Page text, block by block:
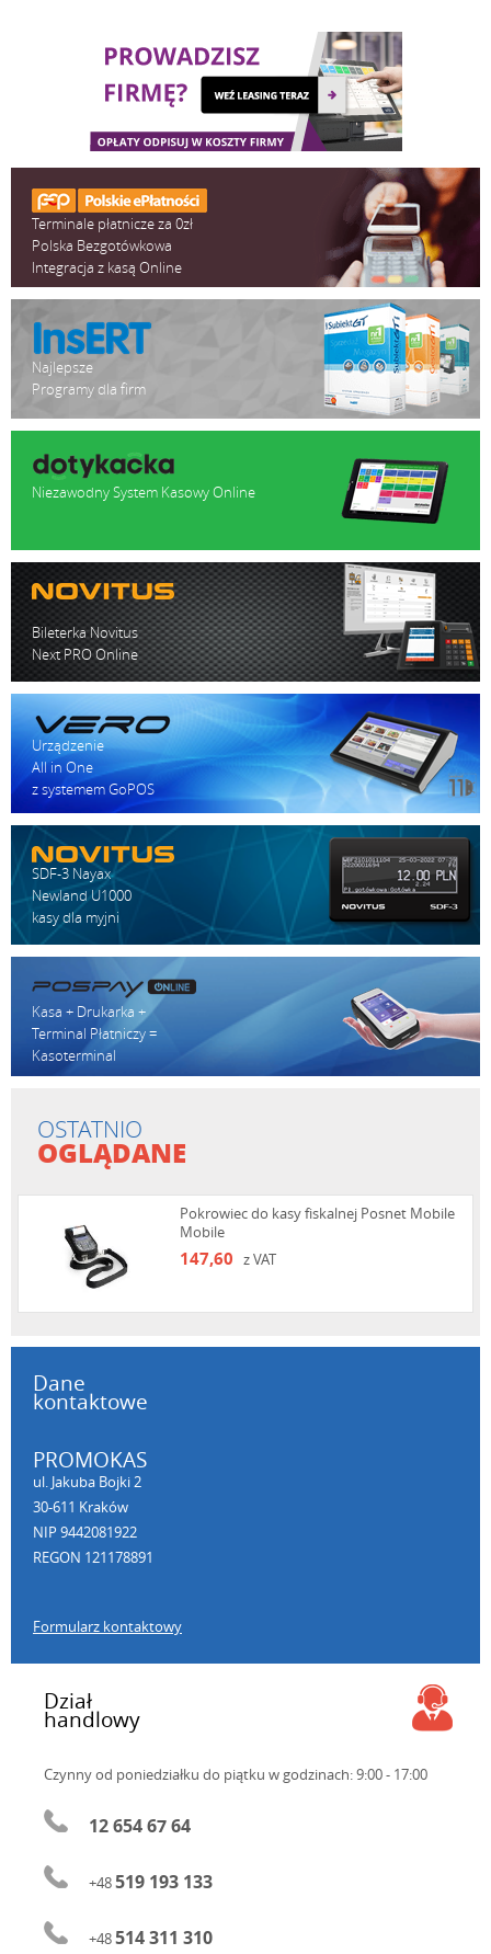
Terminale płatnicze za 0zł
Polska Bezgotówkowa
Integracja z kasą Online
Najlepsze
Programy dla firm
Niezawodny System Kasowy Online
Bileterka Novitus
Next PRO Online
Urządzenie
All in One
z systemem GoPOS
SDF-3 Nayax
Newland U1000
kasy dla myjni
Kasa + Drukarka +
Terminal Płatniczy =
Kasoterminal
OSTATNIO
OGLĄDANE
Pokrowiec do kasy fiskalnej Posnet Mobile
Mobile
147,60 z VAT
Dane
kontaktowe
PROMOKAS
ul. Jakuba Bojki 2
30-611 Kraków
NIP 9442081922
REGON 121178891
Formularz kontaktowy
Dział
handlowy
Czynny od poniedziałku do piątku w godzinach: 9:00 - 17:00
12 654 67 64
+48519 193 133
+48514 311 310